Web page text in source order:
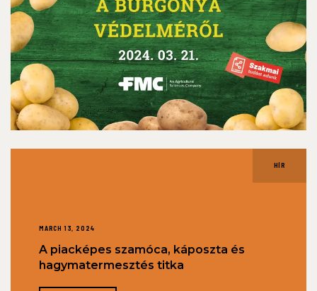
HÍR
MARCH 13, 2024
A piacképes szamóca, káposzta és
hagymatermesztés titka